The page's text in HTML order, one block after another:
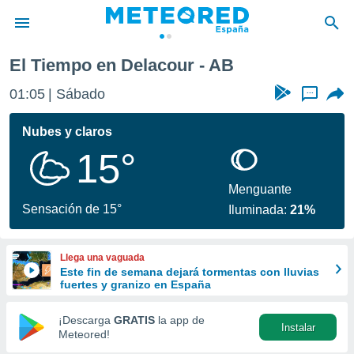
de
por
se
calidad.
a este
las
y
forma
digital
basada
El Tiempo en Delacour - AB
01:05 Sábado ...
Nubes y claros
15°
Sensación de 15°
Menguante
Iluminada:21%
Llega una vaguada
Este fin de semana dejará tormentas con lluvias
fuertes y granizo en España
¡Descarga GRATIS la app de
Meteored!
Instalar